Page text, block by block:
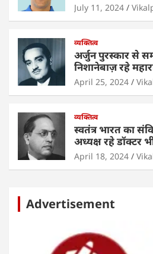
July 11, 2024
व्यक्तित्व
अर्जुन पुरस्कार से
निशानेबाज़ रहे
April 25, 2024
व्यक्तित्व
स्वतंत्र भारत का
अध्यक्ष रहे डॉक्टर
April 18, 2024
Advertisement